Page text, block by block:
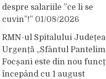
despre salariile ”ce li se
cuvin”!” 01/08/2026
RMN-ul Spitalului
Urgență „Sfântul
Focșani este din nou
începând cu 1 august